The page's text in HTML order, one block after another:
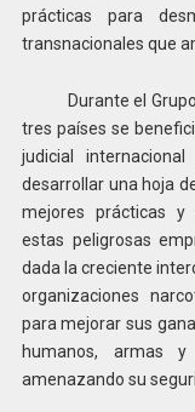
prácticas para
transnacionales que
Durante el Grupo
tres países se
judicial
desarrollar una hoja
mejores prácticas y
estas peligrosas
dada la creciente
organizaciones
para mejorar sus
humanos, armas
amenazando su